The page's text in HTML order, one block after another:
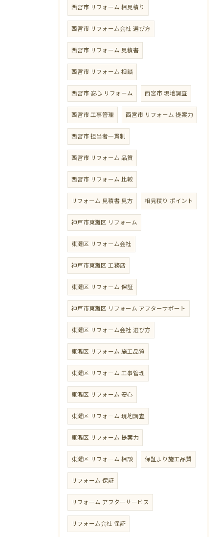
西宮市 リフォーム 相見積り
西宮市 リフォーム会社 選び方
西宮市 リフォーム 見積書
西宮市 リフォーム 相談
西宮市 安心 リフォーム 西宮市 現地調査
西宮市 工事管理 西宮市 リフォーム 提案力
西宮市 担当者一貫制
西宮市 リフォーム 品質
西宮市 リフォーム 比較
リフォーム 見積書 見方 相見積り ポイント
神戸市東灘区 リフォーム
東灘区 リフォーム会社
神戸市東灘区 工務店
東灘区 リフォーム 保証
神戸市東灘区 リフォーム アフターサポート
東灘区 リフォーム会社 選び方
東灘区 リフォーム 施工品質
東灘区 リフォーム 工事管理
東灘区 リフォーム 安心
東灘区 リフォーム 現地調査
東灘区 リフォーム 提案力
東灘区 リフォーム 相談 保証より施工品質
リフォーム 保証
リフォーム アフターサービス
リフォーム会社 保証